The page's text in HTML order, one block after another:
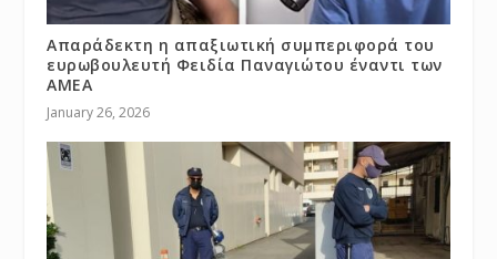
Απαράδεκτη η απαξιωτική συμπεριφορά του
ευρωβουλευτή Φειδία Παναγιώτου έναντι των
ΑΜΕΑ
January 26, 2026